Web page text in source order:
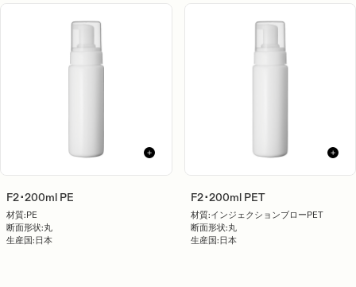
F2･200ml PE
材質:PE
断面形状:丸
生産国:日本
F2･200ml PET
材質:インジェクションブローPET
断面形状:丸
生産国:日本